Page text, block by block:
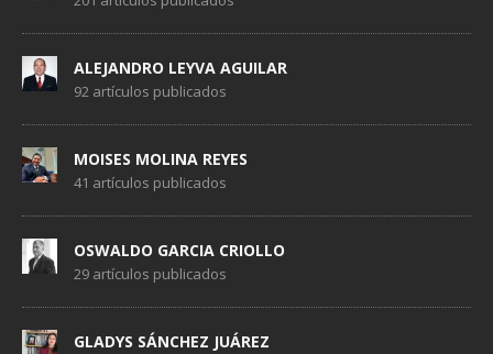
ALEJANDRO LEYVA AGUILAR
92 artículos publicados
MOISES MOLINA REYES
41 artículos publicados
OSWALDO GARCIA CRIOLLO
29 artículos publicados
GLADYS SÁNCHEZ JUÁREZ